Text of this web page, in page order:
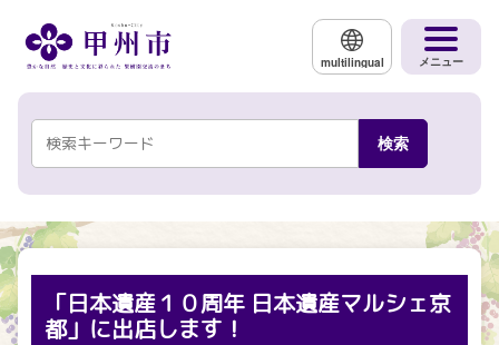
multilingual メニュー
「日本遺産１０周年 日本遺産マルシェ京
都」に出店します！